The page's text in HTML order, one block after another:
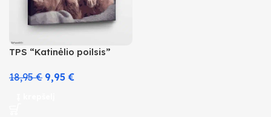
TPS “Katinėlio poilsis”
18,95€ 9,95€